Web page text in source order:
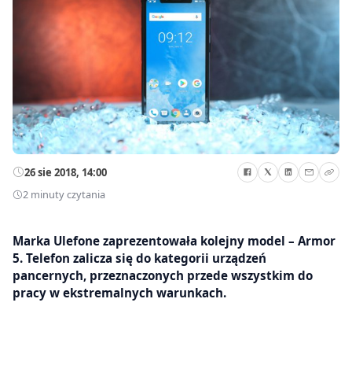
26 sie 2018, 14:00
2 minuty czytania
Marka Ulefone zaprezentowała kolejny model – Armor
5. Telefon zalicza się do kategorii urządzeń
pancernych, przeznaczonych przede wszystkim do
pracy w ekstremalnych warunkach.